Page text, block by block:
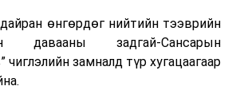
Германд лаг шатаах үйлдвэрээс
сэргээн авах технологи
Нидерландад төвлөрсөн лаг
дулаан, цахилгаан
өнгөрдөг нийтийн тээврийн
давааны задгай-Сансарын
чиглэлийн замналд түр хугацаагаар